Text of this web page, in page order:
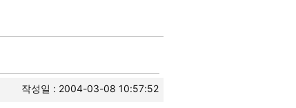
작성일 : 2004-03-08 10:57:52